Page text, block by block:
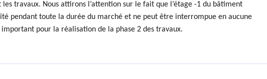
travaux. Nous attirons l’attention sur le fait que l’étage -1 du bâtiment
pendant toute la durée du marché et ne peut être interrompue en aucune
pour la réalisation de la phase 2 des travaux.